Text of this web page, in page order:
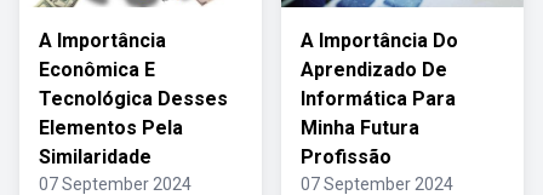
A Importância
Econômica E
Tecnológica Desses
Elementos Pela
Similaridade
07 September 2024
A Importância Do
Aprendizado De
Informática Para
Minha Futura
Profissão
07 September 2024